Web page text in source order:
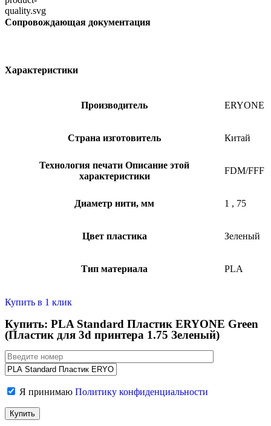
Сопровождающая документация
Характеристики
Производитель ERYONE
Страна изготовитель Китай
Технология печати Описание этой
характеристики
FDM/FFF
Диаметр нити, мм 1 , 75
Цвет пластика Зеленый
Тип материала PLA
Купить в 1 клик
Купить: PLA Standard Пластик ERYONE Green
(Пластик для 3d принтера 1.75 Зеленый)
Я принимаю Политику конфиденциальности